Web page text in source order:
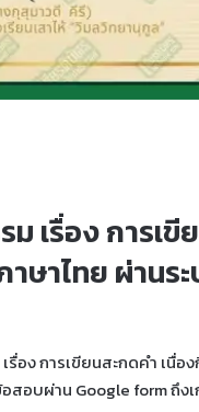
เรื่อง การเขี
ษาไทย ผ่านร
อง การเขียนสะกดคำ เนื่
สอบผ่าน Google form ถึ